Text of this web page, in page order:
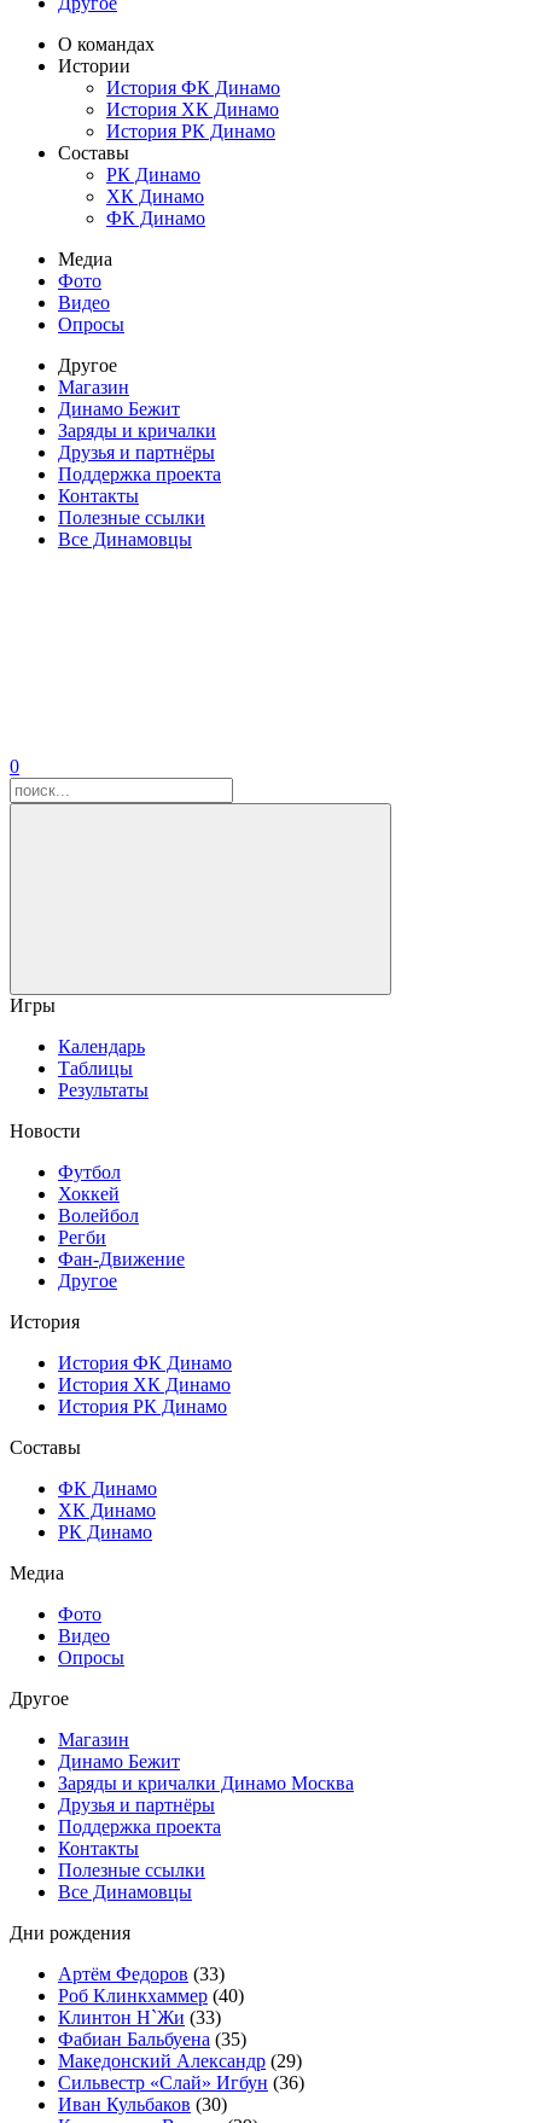
О командах
Истории
История ФК Динамо
История ХК Динамо
История РК Динамо
Составы
РК Динамо
ХК Динамо
ФК Динамо
Медиа
Фото
Видео
Опросы
Другое
Магазин
Динамо Бежит
Заряды и кричалки
Друзья и партнёры
Поддержка проекта
Контакты
Полезные ссылки
Все Динамовцы
0
Игры
Календарь
Таблицы
Результаты
Новости
Футбол
Хоккей
Волейбол
Регби
Фан-Движение
Другое
История
История ФК Динамо
История ХК Динамо
История РК Динамо
Составы
ФК Динамо
ХК Динамо
РК Динамо
Медиа
Фото
Видео
Опросы
Другое
Магазин
Динамо Бежит
Заряды и кричалки Динамо Москва
Друзья и партнёры
Поддержка проекта
Контакты
Полезные ссылки
Все Динамовцы
Дни рождения
Артём Федоров (33)
Роб Клинкхаммер (40)
Клинтон Н`Жи (33)
Фабиан Бальбуена (35)
Македонский Александр (29)
Сильвестр «Слай» Игбун (36)
Иван Кульбаков (30)